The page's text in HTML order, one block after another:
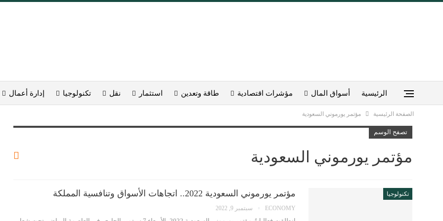
الرئيسية أسواق المال مؤشرات اقتصادية طاقة وتعدين استثمار نقل تكنولوجيا إدارة أعمال
الصفحة الرئيسية مؤتمر يورموني السعودية
تصفح الوسم
مؤتمر يورموني السعودية
تكنولوجيا مؤتمر يورموني السعودية 2022.. اتجاهات الأسواق وتنافسية المملكة
ECONOMY سبتمبر 9, 2022